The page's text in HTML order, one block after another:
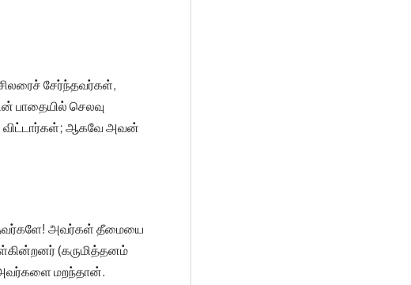
சேர்ந்தவர்கள்,
பாதையில் செலவு
ஆகவே அவன்
அவர்கள் தீமையை
(கருமித்தனம்
மறந்தான்.